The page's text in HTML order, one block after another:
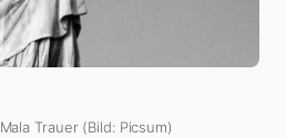
Trauer (Bild: Picsum)